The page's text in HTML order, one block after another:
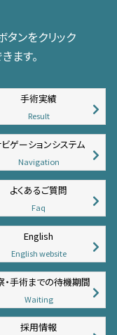
タンをクリック
ます。
手術実績
Result
ゲーションシステム
Navigation
よくあるご質問
Faq
English
English website
・手術までの待機期間
Waiting
採用情報